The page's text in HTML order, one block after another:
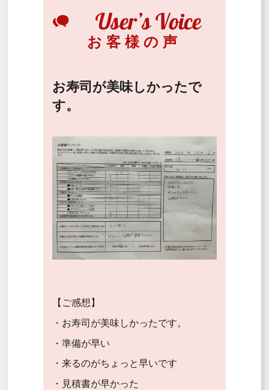
お客様の声
お寿司が美味しかったで
す。
【ご感想】
・お寿司が美味しかったです。
・準備が早い
・来るのがちょっと早いです
・見積書が早かった